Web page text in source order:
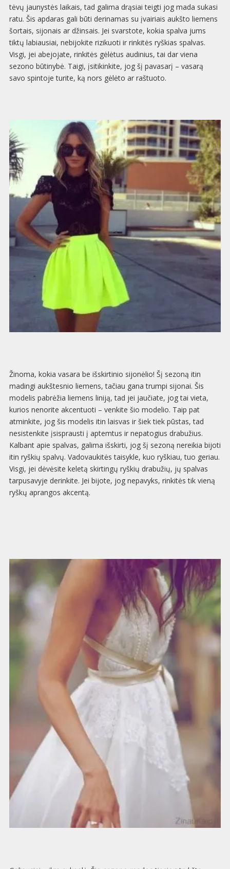
tėvų jaunystės laikais, tad galima drąsiai teigti jog mada sukasi
ratu. Šis apdaras gali būti derinamas su įvairiais aukšto liemens
šortais, sijonais ar džinsais. Jei svarstote, kokia spalva jums
tiktų labiausiai, nebijokite rizikuoti ir rinkitės ryškias spalvas.
Visgi, jei abejojate, rinkitės gėlėtus audinius, tai dar viena
sezono būtinybė. Taigi, įsitikinkite, jog šį pavasarį – vasarą
savo spintoje turite, ką nors gėlėto ar raštuoto.
Žinoma, kokia vasara be išskirtinio sijonėlio! Šį sezoną itin
madingi aukštesnio liemens, tačiau gana trumpi sijonai. Šis
modelis pabrėžia liemens liniją, tad jei jaučiate, jog tai vieta,
kurios nenorite akcentuoti – venkite šio modelio. Taip pat
atminkite, jog šis modelis itin laisvas ir šiek tiek pūstas, tad
nesistenkite įsisprausti į aptemtus ir nepatogius drabužius.
Kalbant apie spalvas, galima išskirti, jog šį sezoną nereikia bijoti
itin ryškių spalvų. Vadovaukitės taisykle, kuo ryškiau, tuo geriau.
Visgi, jei dėvėsite keletą skirtingų ryškių drabužių, jų spalvas
tarpusavyje derinkite. Jei bijote, jog nepavyks, rinkitės tik vieną
ryškų aprangos akcentą.